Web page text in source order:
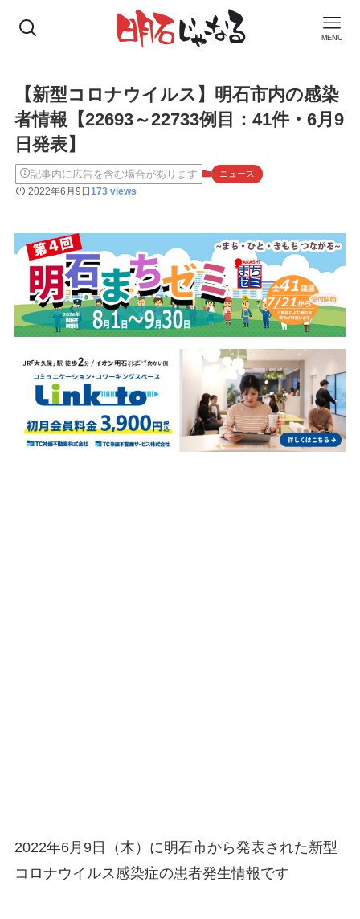
MENU
【新型コロナウイルス】明石市内の感染
者情報【22693～22733例目：41件・6月9
日発表】
記事内に広告を含む場合があります ニュース
2022年6月9日173 views
2022年6月9日（木）に明石市から発表された新型
コロナウイルス感染症の患者発生情報です